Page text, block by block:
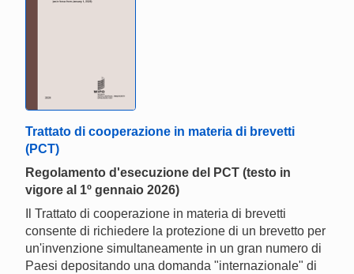
Trattato di cooperazione in materia di brevetti
(PCT)
Regolamento d'esecuzione del PCT (testo in
vigore al 1º gennaio 2026)
Il Trattato di cooperazione in materia di brevetti
consente di richiedere la protezione di un brevetto per
un'invenzione simultaneamente in un gran numero di
Paesi depositando una domanda "internazionale" di